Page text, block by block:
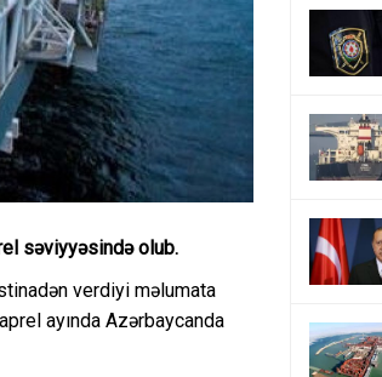
səviyyəsində olub.
verdiyi məlumata
ayında Azərbaycanda